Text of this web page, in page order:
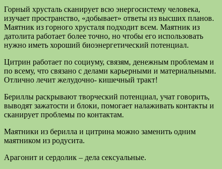
Горный хрусталь сканирует всю энергосистему человека,
изучает пространство, «добывает» ответы из высших планов.
Маятник из горного хрусталя подходит всем. Маятник из
датолита работает более точно, но чтобы его использовать
нужно иметь хороший биоэнергетический потенциал.
Цитрин работает по социуму, связям, денежным проблемам и
по всему, что связано с делами карьерными и материальными.
Отлично лечит желудочно- кишечный тракт!
Бериллы раскрывают творческий потенциал, учат говорить,
выводят зажатости и блоки, помогает налаживать контакты и
сканирует проблемы по контактам.
Маятники из берилла и цитрина можно заменить одним
маятником из родусита.
Арагонит и сердолик – дела сексуальные.